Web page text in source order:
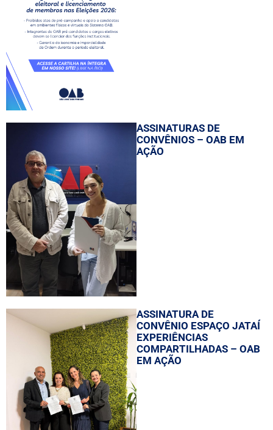
ASSINATURAS DE
CONVÊNIOS – OAB EM
AÇÃO
ASSINATURA DE
CONVÊNIO ESPAÇO JATAÍ
EXPERIÊNCIAS
COMPARTILHADAS – OAB
EM AÇÃO